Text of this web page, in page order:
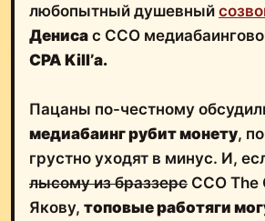
любопытный душевный
Дениса с ССО
CPA Kill’а.
Пацаны по-честному
медиабаинг рубит монету,
грустно уходят в минус. И,
лысому из браззерс CCO The
Якову, топовые работяги